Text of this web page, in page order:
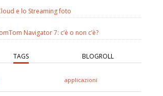
e lo Streaming foto
Navigator 7: c’è o non c’è?
TAGS BLOGROLL
applicazioni